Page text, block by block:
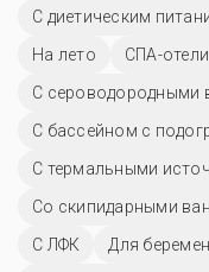
С диетическим
На лето
СПА-отели
С сероводородными
С бассейном с
С термальными
Со скипидарными
С ЛФК
Для